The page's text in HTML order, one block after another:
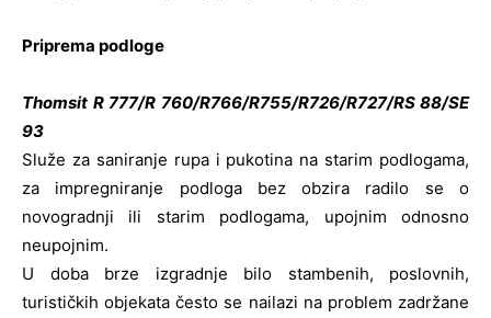
Priprema podloge
Thomsit R 777/R 760/R766/R755/R726/R727/RS 88/SE
93
Služe za saniranje rupa i pukotina na starim podlogama,
za impregniranje podloga bez obzira radilo se o
novogradnji ili starim podlogama, upojnim odnosno
neupojnim.
U doba brze izgradnje bilo stambenih, poslovnih,
turističkih objekata često se nailazi na problem zadržane